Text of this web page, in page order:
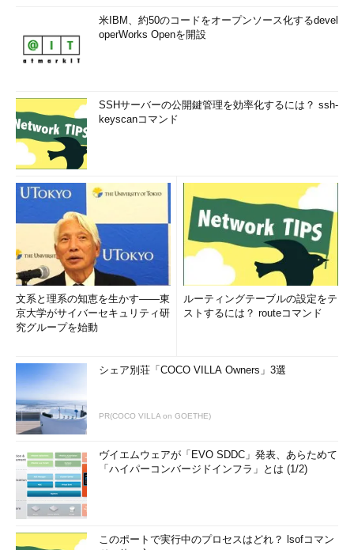
米IBM、約50のコードをオープンソース化するdevel
operWorks Openを開設
SSHサーバーの公開鍵管理を効率化するには？ ssh-
keyscanコマンド
文系と理系の知恵を生かす――東
京大学がサイバーセキュリティ研
究グループを始動
ルーティングテーブルの設定をテ
ストするには？ routeコマンド
シェア別荘「COCO VILLA Owners」3選
PR(COCO VILLA on GOETHE)
ヴイエムウェアが「EVO SDDC」発表、あらためて
「ハイパーコンバージドインフラ」とは (1/2)
このポートで実行中のプロセスはどれ？ lsofコマン